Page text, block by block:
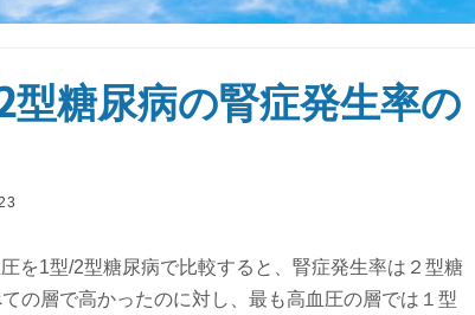
糖尿病の腎症発生率の
を1型/2型糖尿病で比較すると、腎症発生率は２型糖
の層で高かったのに対し、最も高血圧の層では１型